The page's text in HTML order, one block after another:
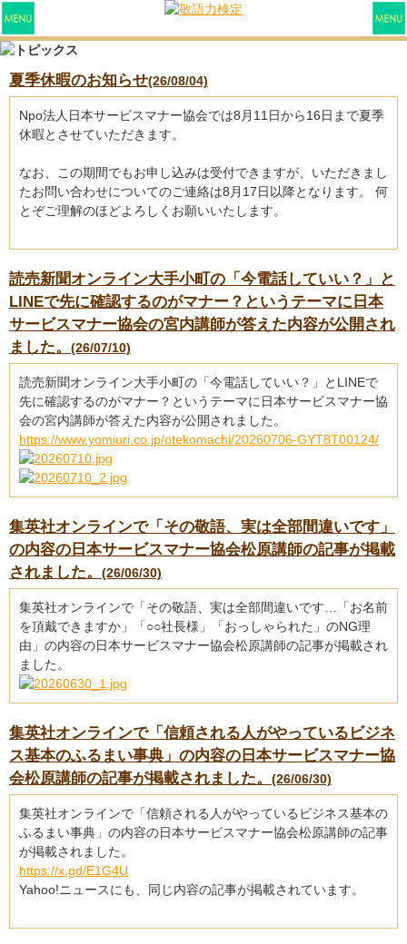
夏季休暇のお知らせ(26/08/04)
Npo法人日本サービスマナー協会では8月11日から16日まで夏季
休暇とさせていただきます。
なお、この期間でもお申し込みは受付できますが、いただきまし
たお問い合わせについてのご連絡は8月17日以降となります。 何
とぞご理解のほどよろしくお願いいたします。
読売新聞オンライン大手小町の「今電話していい？」と
LINEで先に確認するのがマナー？というテーマに日本
サービスマナー協会の宮内講師が答えた内容が公開され
ました。 (26/07/10)
読売新聞オンライン大手小町の「今電話していい？」とLINEで
先に確認するのがマナー？というテーマに日本サービスマナー協
会の宮内講師が答えた内容が公開されました。
https://www.yomiuri.co.jp/otekomachi/20260706-GYT8T00124/
集英社オンラインで「その敬語、実は全部間違いです」
の内容の日本サービスマナー協会松原講師の記事が掲載
されました。 (26/06/30)
集英社オンラインで「その敬語、実は全部間違いです…「お名前
を頂戴できますか」「○○社長様」「おっしゃられた」のNG理
由」の内容の日本サービスマナー協会松原講師の記事が掲載され
ました。
集英社オンラインで「信頼される人がやっているビジネ
ス基本のふるまい事典」の内容の日本サービスマナー協
会松原講師の記事が掲載されました。 (26/06/30)
集英社オンラインで「信頼される人がやっているビジネス基本の
ふるまい事典」の内容の日本サービスマナー協会松原講師の記事
が掲載されました。
https://x.gd/E1G4U
Yahoo!ニュースにも、同じ内容の記事が掲載されています。